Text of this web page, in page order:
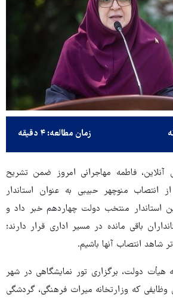
زمان مطالعه: ۴ دقیقه
فاطمه مهاجرانی امروز ضمن تشریح
انتصاب منوچهر حبیبی به عنوان استاندار
استاندار منتخب دولت چهاردهم خبر داد و
باقی مانده در مسیر اداری قرار دارند؛
شاهد انتصاب آنها باشیم.
هیأت دولت، برگزاری تور نمایشگاهی در شهر
که وزارتخانه میراث فرهنگی، گردشگی